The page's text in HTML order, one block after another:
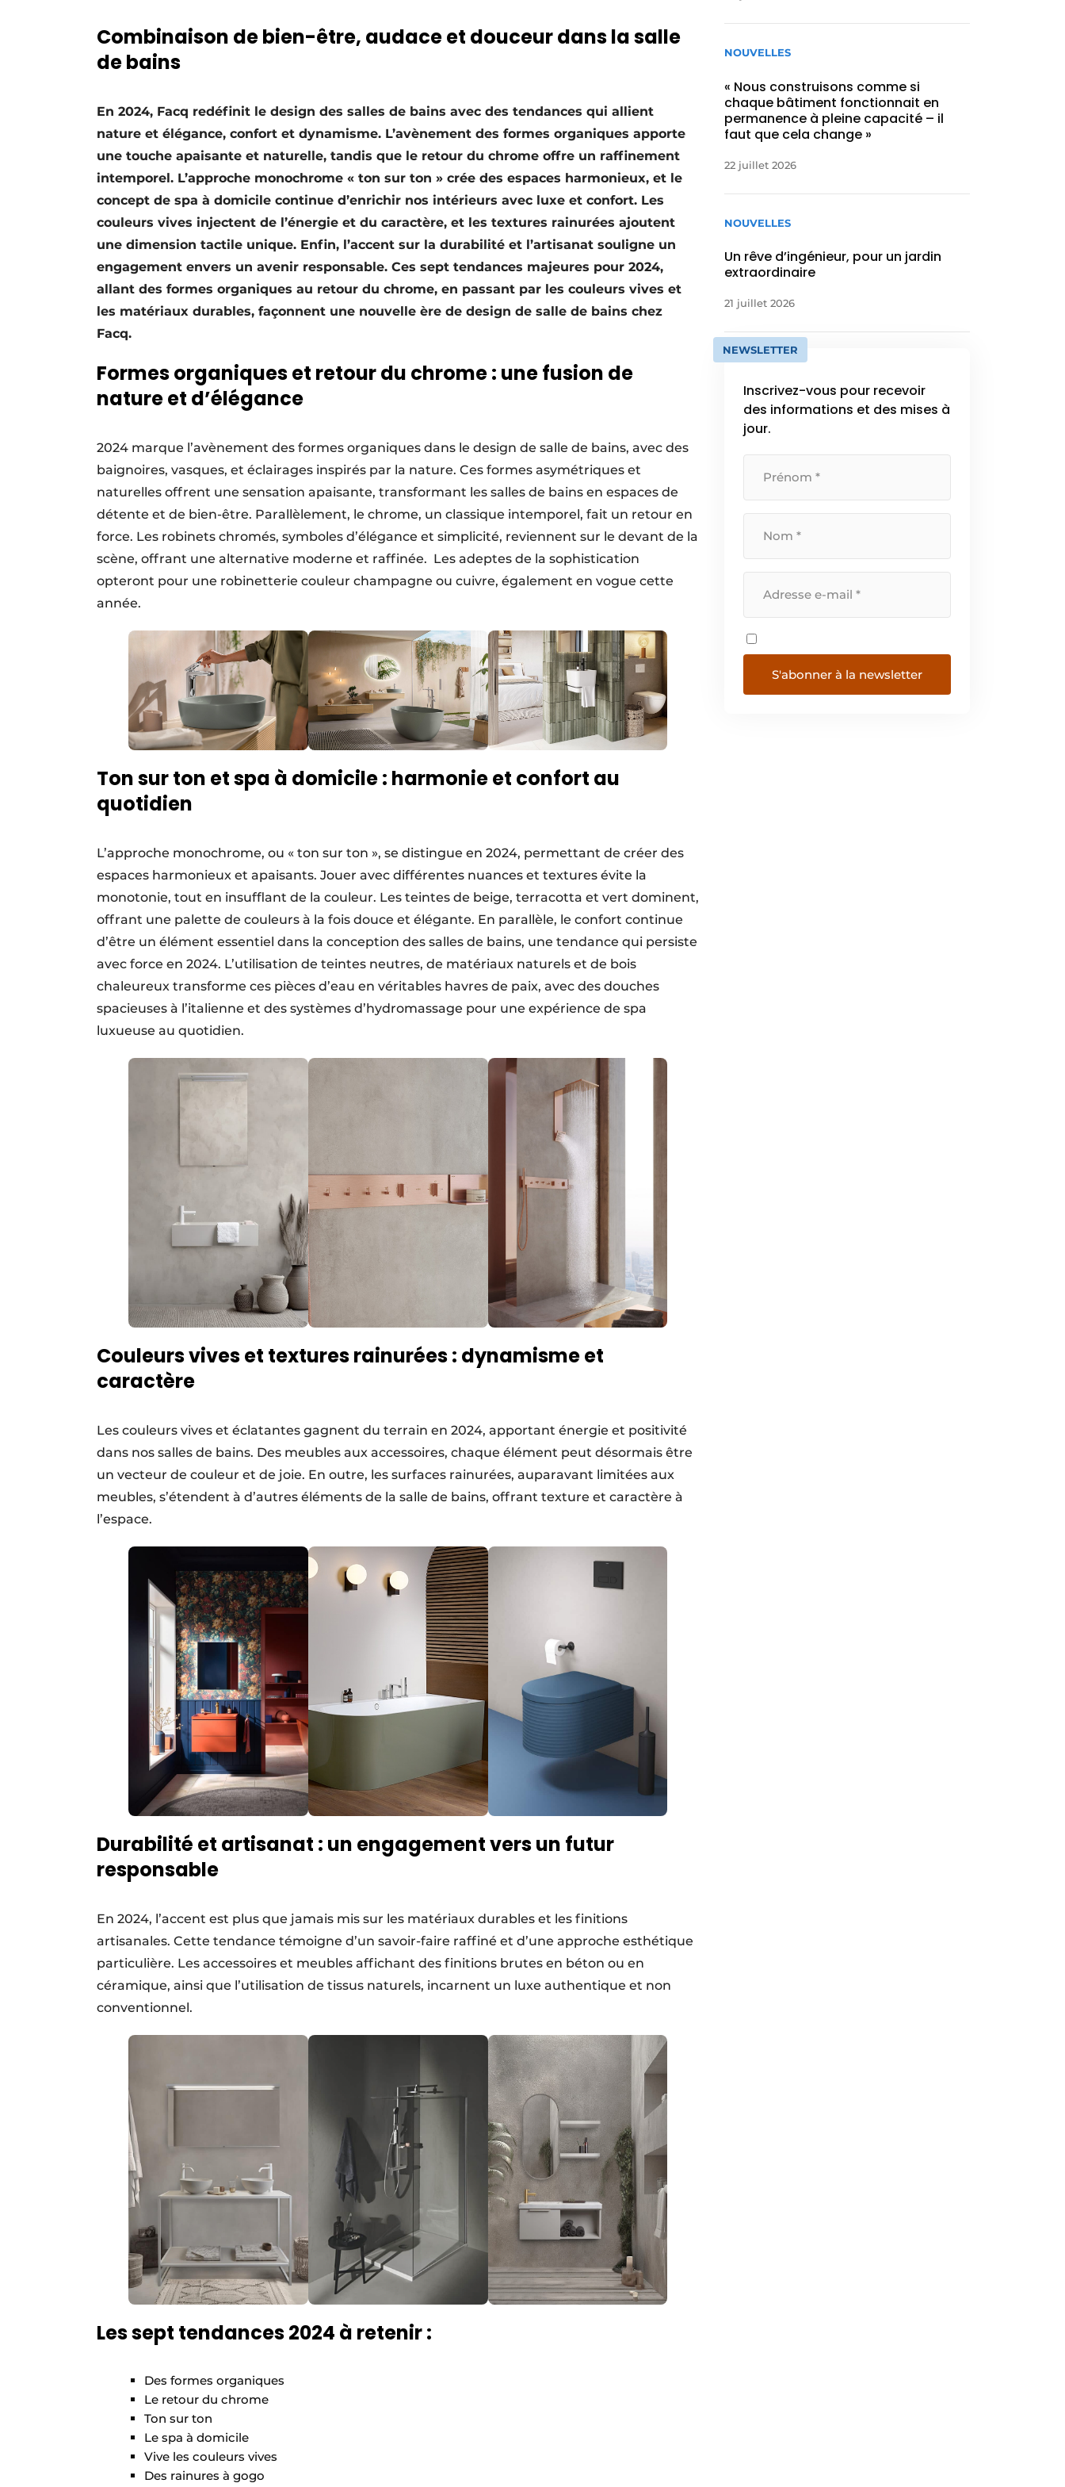
S’inscrire
Termes et conditions
Combinaison de bien-être, audace et douceur dans la salle
de bains
En 2024, Facq redéfinit le design des salles de bains avec des tendances qui allient
nature et élégance, confort et dynamisme. L’avènement des formes organiques apporte
une touche apaisante et naturelle, tandis que le retour du chrome offre un raffinement
intemporel. L’approche monochrome « ton sur ton » crée des espaces harmonieux, et le
concept de spa à domicile continue d’enrichir nos intérieurs avec luxe et confort. Les
couleurs vives injectent de l’énergie et du caractère, et les textures rainurées ajoutent
une dimension tactile unique. Enfin, l’accent sur la durabilité et l’artisanat souligne un
engagement envers un avenir responsable. Ces sept tendances majeures pour 2024,
allant des formes organiques au retour du chrome, en passant par les couleurs vives et
les matériaux durables, façonnent une nouvelle ère de design de salle de bains chez
Facq.
Formes organiques et retour du chrome : une fusion de
nature et d’élégance
2024 marque l’avènement des formes organiques dans le design de salle de bains, avec des
baignoires, vasques, et éclairages inspirés par la nature. Ces formes asymétriques et
naturelles offrent une sensation apaisante, transformant les salles de bains en espaces de
détente et de bien-être. Parallèlement, le chrome, un classique intemporel, fait un retour en
force. Les robinets chromés, symboles d’élégance et simplicité, reviennent sur le devant de la
scène, offrant une alternative moderne et raffinée. ​ Les adeptes de la sophistication
opteront pour une robinetterie couleur champagne ou cuivre, également en vogue cette
année.
Ton sur ton et spa à domicile : harmonie et confort au
quotidien
L’approche monochrome, ou « ton sur ton », se distingue en 2024, permettant de créer des
espaces harmonieux et apaisants. Jouer avec différentes nuances et textures évite la
monotonie, tout en insufflant de la couleur. Les teintes de beige, terracotta et vert dominent,
offrant une palette de couleurs à la fois douce et élégante. En parallèle, le confort continue
d’être un élément essentiel dans la conception des salles de bains, une tendance qui persiste
avec force en 2024. L’utilisation de teintes neutres, de matériaux naturels et de bois
chaleureux transforme ces pièces d’eau en véritables havres de paix, avec des douches
spacieuses à l’italienne et des systèmes d’hydromassage pour une expérience de spa
luxueuse au quotidien.
Couleurs vives et textures rainurées : dynamisme et
caractère
Les couleurs vives et éclatantes gagnent du terrain en 2024, apportant énergie et positivité
dans nos salles de bains. Des meubles aux accessoires, chaque élément peut désormais être
un vecteur de couleur et de joie. En outre, les surfaces rainurées, auparavant limitées aux
meubles, s’étendent à d’autres éléments de la salle de bains, offrant texture et caractère à
l’espace.
Durabilité et artisanat : un engagement vers un futur
responsable
En 2024, l’accent est plus que jamais mis sur les matériaux durables et les finitions
artisanales. Cette tendance témoigne d’un savoir-faire raffiné et d’une approche esthétique
particulière. Les accessoires et meubles affichant des finitions brutes en béton ou en
céramique, ainsi que l’utilisation de tissus naturels, incarnent un luxe authentique et non
conventionnel.
Les sept tendances 2024 à retenir :
Des formes organiques
Le retour du chrome
Ton sur ton
Le spa à domicile
Vive les couleurs vives
Des rainures à gogo
NOUVELLES
« Nous construisons comme si
chaque bâtiment fonctionnait en
permanence à pleine capacité – il
faut que cela change »
22 juillet 2026
NOUVELLES
Un rêve d’ingénieur, pour un jardin
extraordinaire
21 juillet 2026
NEWSLETTER
Inscrivez-vous pour recevoir
des informations et des mises à
jour.